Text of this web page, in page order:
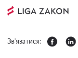
Зв'язатися: